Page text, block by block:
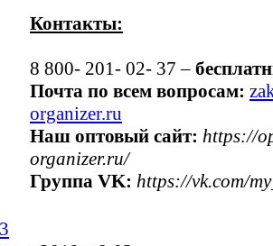
Контакты:
8 800- 201- 02- 37 –
Почта по всем вопросам:
organizer.ru
Наш оптовый сайт: https://
organizer.ru/
Группа VK: https://vk.com/